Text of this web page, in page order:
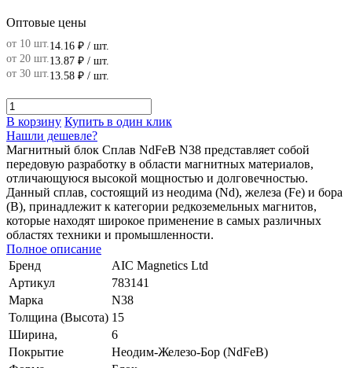
Оптовые цены
от 10 шт. 14.16 ₽ / шт.
от 20 шт. 13.87 ₽ / шт.
от 30 шт. 13.58 ₽ / шт.
В корзину Купить в один клик
Нашли дешевле?
Магнитный блок Сплав NdFeB N38 представляет собой
передовую разработку в области магнитных материалов,
отличающуюся высокой мощностью и долговечностью.
Данный сплав, состоящий из неодима (Nd), железа (Fe) и бора
(B), принадлежит к категории редкоземельных магнитов,
которые находят широкое применение в самых различных
областях техники и промышленности.
Полное описание
Бренд
AIC Magnetics Ltd
Артикул
783141
Марка
N38
Толщина (Высота) 15
Ширина,
6
Покрытие
Неодим-Железо-Бор (NdFeB)